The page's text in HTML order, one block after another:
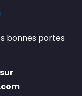
bonnes portes